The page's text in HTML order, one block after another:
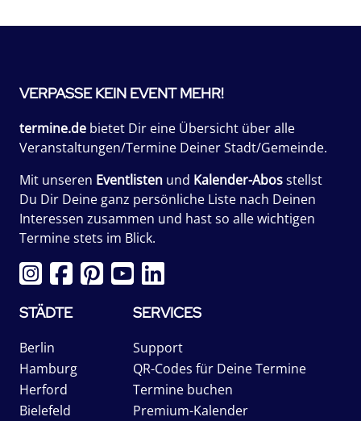
VERPASSE KEIN EVENT MEHR!
termine.de bietet Dir eine Übersicht über alle
Veranstaltungen/Termine Deiner Stadt/Gemeinde.
Mit unseren Eventlisten und Kalender-Abosstellst
Du Dir Deine ganz persönliche Liste nach Deinen
Interessen zusammen und hast so alle wichtigen
Termine stets im Blick.
STÄDTE
Berlin
Hamburg
Herford
Bielefeld
SERVICES
Support
QR-Codes für Deine Termine
Termine buchen
Premium-Kalender